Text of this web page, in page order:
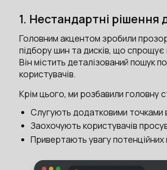
1. Нестандартні
Головним акцентом зробили
підбору шин та дисків, що
Він містить деталізований пошук
користувачів.
Крім цього, ми розбавили головну
Слугують додатковими точками
Заохочують користувачів
Привертають увагу потенційних